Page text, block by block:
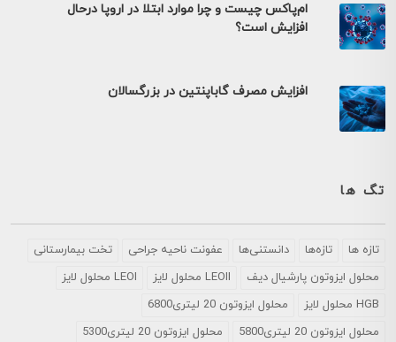
ام‌پاکس چیست و چرا موارد ابتلا در اروپا درحال
افزایش است؟
افزایش مصرف گاباپنتین در بزرگسالان
تگ ها
تازه ها تازه‌ها دانستنی‌ها عفونت ناحیه جراحی
تخت بیمارستانی
محلول ايزوتون پارشيال ديف
LEOII محلول لایز
LEOI محلول لایز
HGB محلول لایز
محلول ایزوتون 20 لیتری6800
محلول ایزوتون 20 لیتری5800
محلول ایزوتون 20 لیتری5300